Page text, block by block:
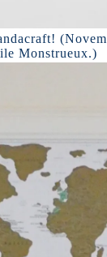
Monstrueux.)